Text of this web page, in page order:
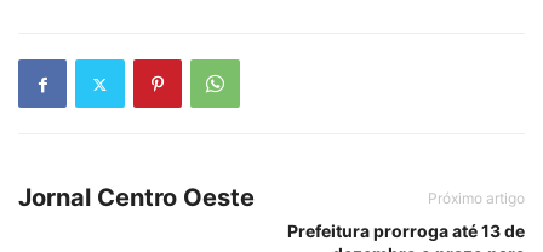
Próximo artigo
Prefeitura prorroga até 13 de
Jornal Centro Oeste